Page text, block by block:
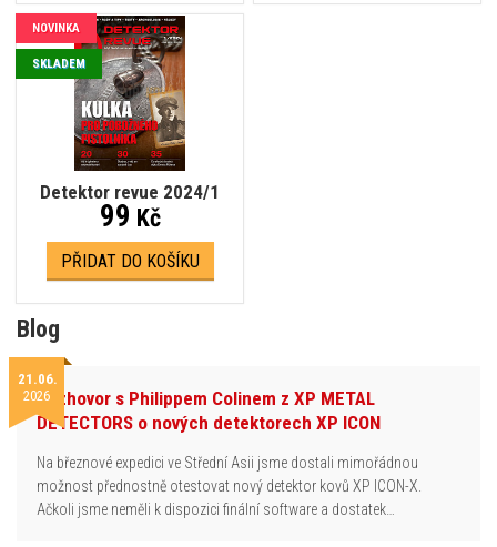
Detektor revue 2024/1
NOVINKA
SKLADEM
99 Kč
PŘIDAT DO KOŠÍKU
Blog
21.06.
2026Rozhovor s Philippem Colinem z XP METAL
DETECTORS o nových detektorech XP ICON
Na březnové expedici ve Střední Asii jsme dostali mimořádnou
možnost přednostně otestovat nový detektor kovů XP ICON-X.
Ačkoli jsme neměli k dispozici finální software a dostatek…